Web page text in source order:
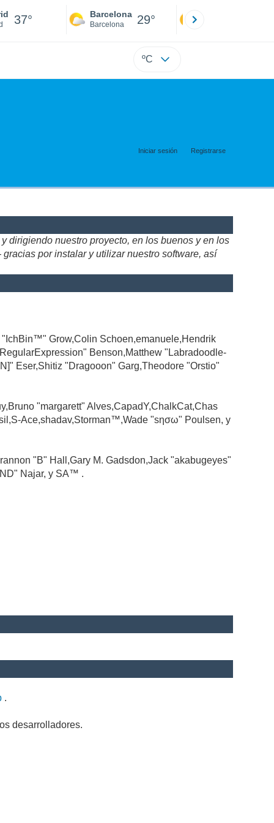
37° Barcelona
Barcelona 29°
ºC
Iniciar sesión Registrarse
dirigiendo nuestro proyecto, en los buenos y en los
por instalar y utilizar nuestro software, así
Grow,Colin Schoen,emanuele,Hendrik
Benson,Matthew "Labradoodle-
Eser,Shitiz "Dragooon" Garg,Theodore "Orstio"
"margarett" Alves,CapadY,ChalkCat,Chas
Ace,shadav,Storman™,Wade "sησω" Poulsen, y
"B" Hall,Gary M. Gadsdon,Jack "akabugeyes"
Najar, y SA™ .
.
desarrolladores.